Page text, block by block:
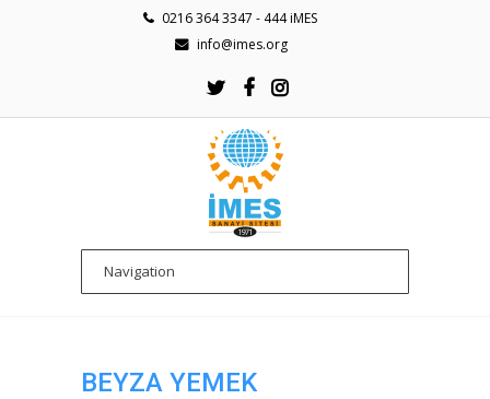
0216 364 3347 - 444 iMES
info@imes.org
BEYZA YEMEK